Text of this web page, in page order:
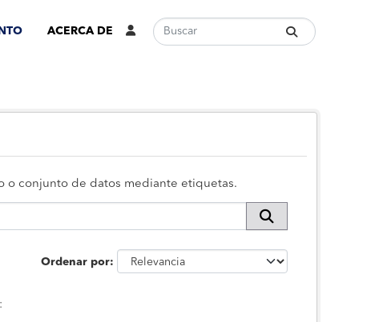
ACERCA DE
o conjunto de datos mediante etiquetas.
Ordenar por